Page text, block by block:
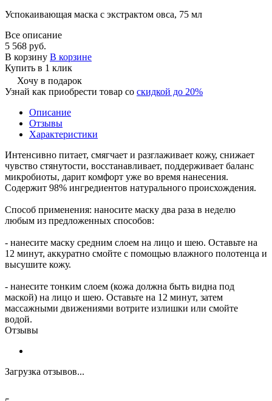
Успокаивающая маска с экстрактом овса, 75 мл
Все описание
5 568 руб.
В корзину В корзине
Купить в 1 клик
Хочу в подарок
Узнай как приобрести товар со скидкой до 20%
Описание
Отзывы
Характеристики
Интенсивно питает, смягчает и разглаживает кожу, снижает
чувство стянутости, восстанавливает, поддерживает баланс
микробиоты, дарит комфорт уже во время нанесения.
Содержит 98% ингредиентов натурального происхождения.
Способ применения: наносите маску два раза в неделю
любым из предложенных способов:
- нанесите маску средним слоем на лицо и шею. Оставьте на
12 минут, аккуратно смойте с помощью влажного полотенца и
высушите кожу.
- нанесите тонким слоем (кожа должна быть видна под
маской) на лицо и шею. Оставьте на 12 минут, затем
массажными движениями вотрите излишки или смойте
водой.
Отзывы
Загрузка отзывов...